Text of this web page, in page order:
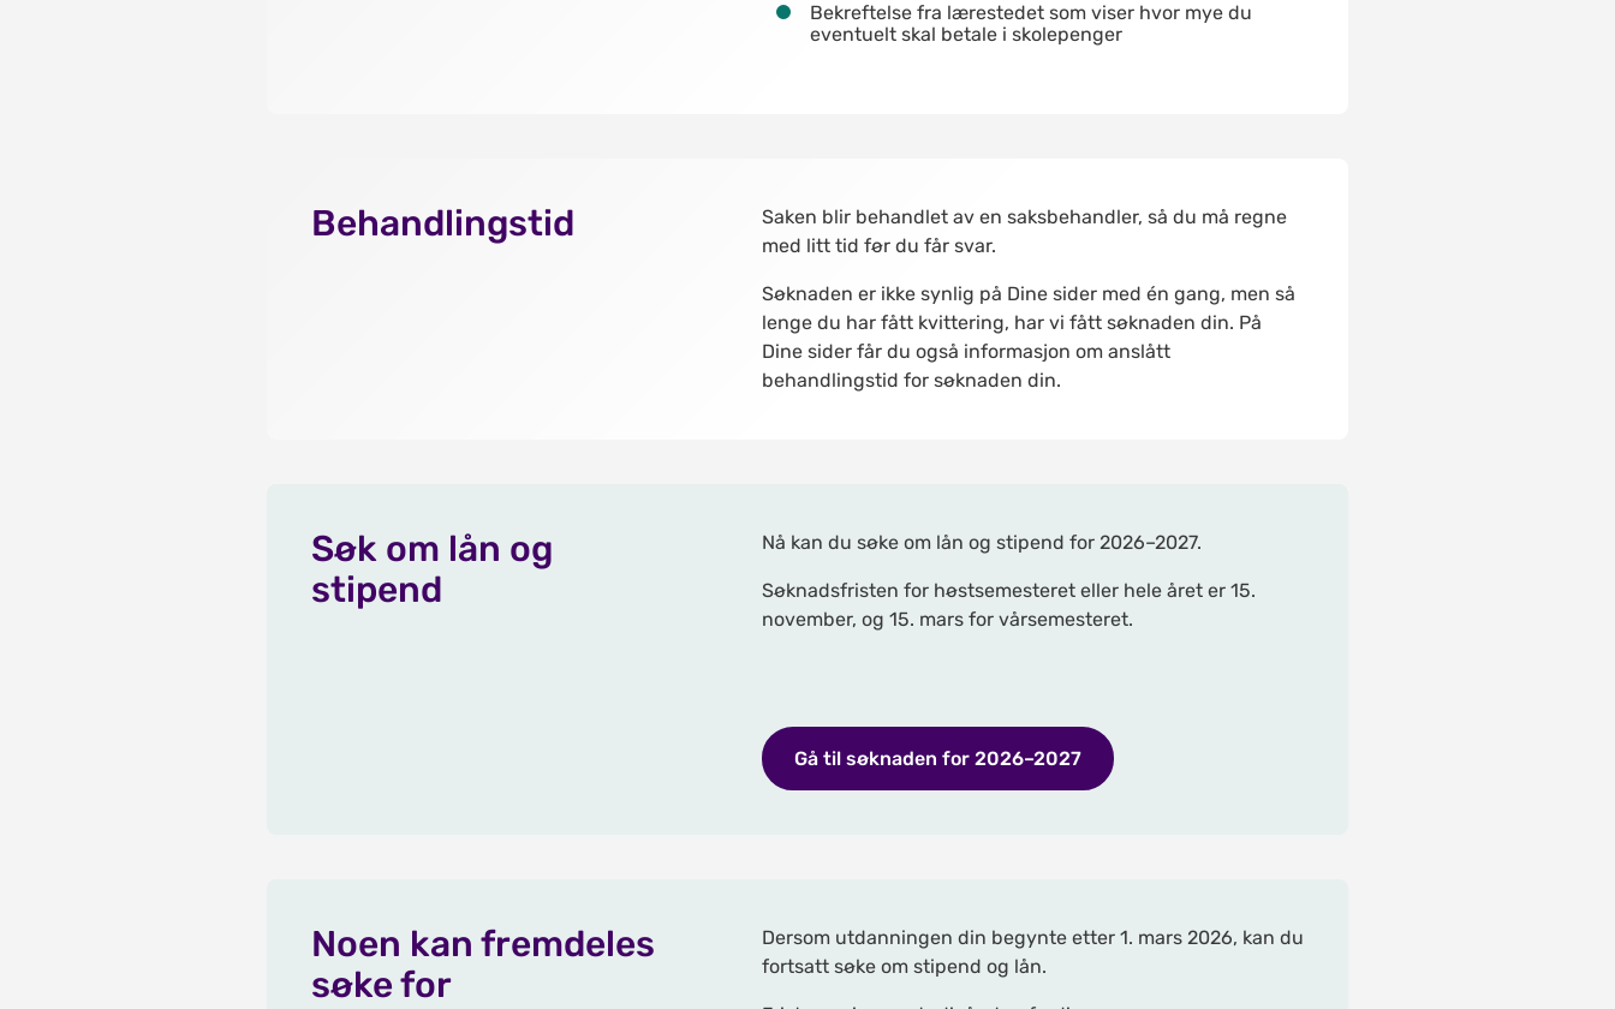
Bekreftelse fra lærestedet som viser hvor mye du
eventuelt skal betale i skolepenger
Behandlingstid
Saken blir behandlet av en saksbehandler, så du må regne
med litt tid før du får svar.
Søknaden er ikke synlig på Dine sider med én gang, men så
lenge du har fått kvittering, har vi fått søknaden din. På
Dine sider får du også informasjon om anslått
behandlingstid for søknaden din.
Søk om lån og
stipend
Nå kan du søke om lån og stipend for 2026–2027.
Søknadsfristen for høstsemesteret eller hele året er 15.
november, og 15. mars for vårsemesteret.
Gå til søknaden for 2026–2027
Noen kan fremdeles
søke for
Dersom utdanningen din begynte etter 1. mars 2026, kan du
fortsatt søke om stipend og lån.